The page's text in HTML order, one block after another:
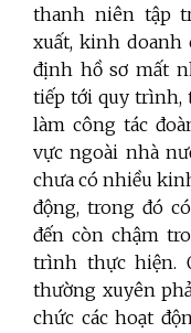
thanh niên tập
xuất, kinh doanh
định hồ sơ mất
tiếp tới quy trình,
làm công tác
vực ngoài nhà
chưa có nhiều
động, trong đó
đến còn chậm
trình thực hiện.
thường xuyên
chức các hoạt